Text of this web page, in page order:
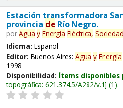
Estación transformadora
provincia deRío Negro.
por Agua y Energía Eléctrica, Sociedad
Idioma: Español
Editor: Buenos Aires: Agua y Energía
1998
Disponibilidad: Ítems disponibles
topográfica: 621.374.5/A282/v.1 (1).